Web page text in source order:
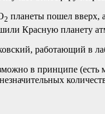
2 планеты пошел вверх,
Красную планету
работающий в
в принципе